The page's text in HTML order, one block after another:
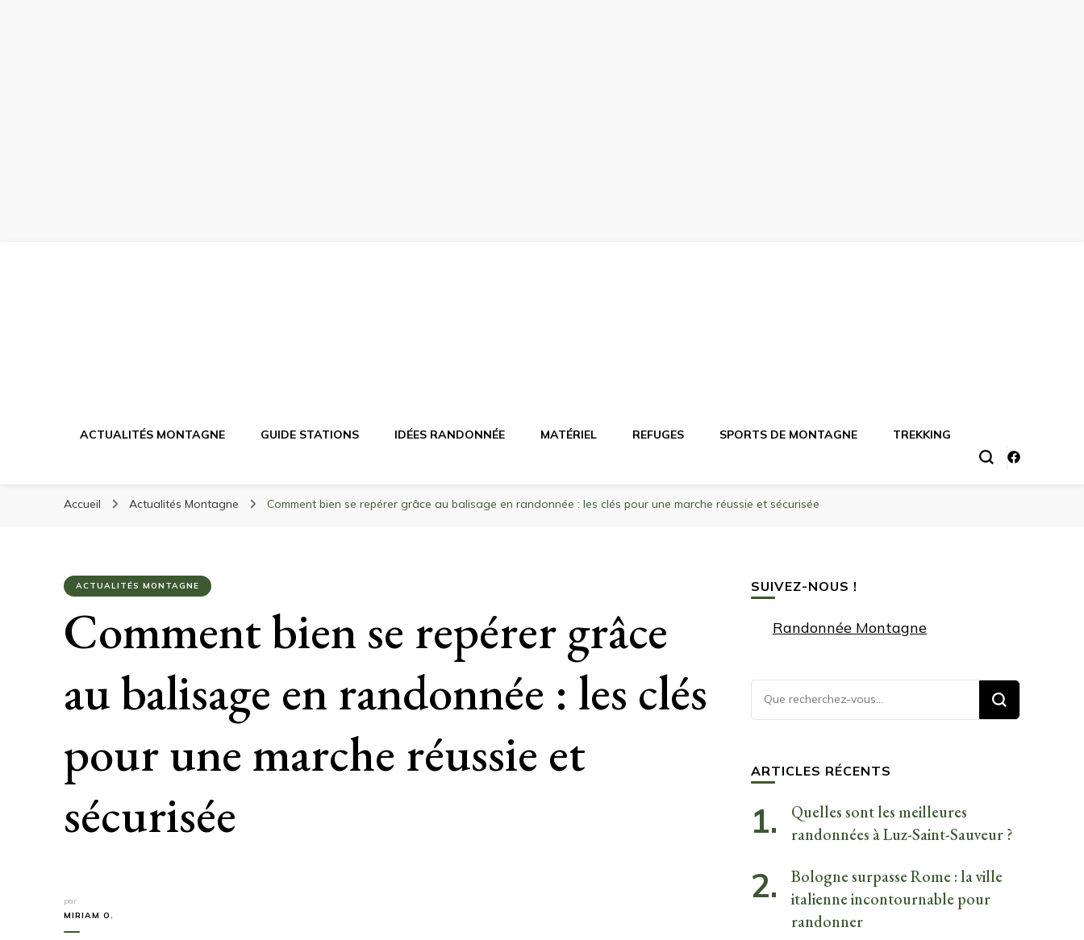
Randonnée Montagne
ACTUALITÉS MONTAGNE GUIDE STATIONS IDÉES RANDONNÉE MATÉRIEL REFUGES SPORTS DE MONTAGNE TREKKING
Accueil Actualités Montagne Comment bien se repérer grâce au balisage en randonnée : les clés pour une marche réussie et sécurisée
ACTUALITÉS MONTAGNE
Comment bien se repérer grâce
au balisage en randonnée : les clés
pour une marche réussie et
sécurisée
par
MIRIAM O.
SUIVEZ-NOUS !
Randonnée Montagne
Vous
recherchiez
ARTICLES RÉCENTS
Quelles sont les meilleures
randonnées à Luz-Saint-Sauveur ?
Bologne surpasse Rome : la ville
italienne incontournable pour
randonner